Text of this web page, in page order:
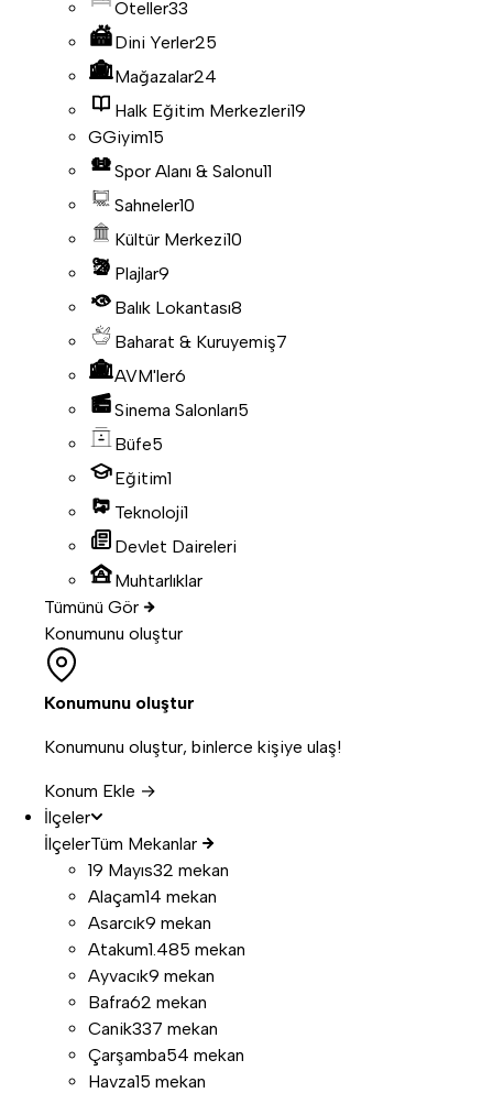
Oteller33
Dini Yerler25
Mağazalar24
Halk Eğitim Merkezleri19
GGiyim15
Spor Alanı & Salonu11
Sahneler10
Kültür Merkezi10
Plajlar9
Balık Lokantası8
Baharat & Kuruyemiş7
AVM'ler6
Sinema Salonları5
Büfe5
Eğitim1
Teknoloji1
Devlet Daireleri
Muhtarlıklar
Tümünü Gör
Konumunu oluştur
Konumunu oluştur
Konumunu oluştur, binlerce kişiye ulaş!
Konum Ekle →
İlçeler
İlçelerTüm Mekanlar
19 Mayıs32 mekan
Alaçam14 mekan
Asarcık9 mekan
Atakum1.485 mekan
Ayvacık9 mekan
Bafra62 mekan
Canik337 mekan
Çarşamba54 mekan
Havza15 mekan